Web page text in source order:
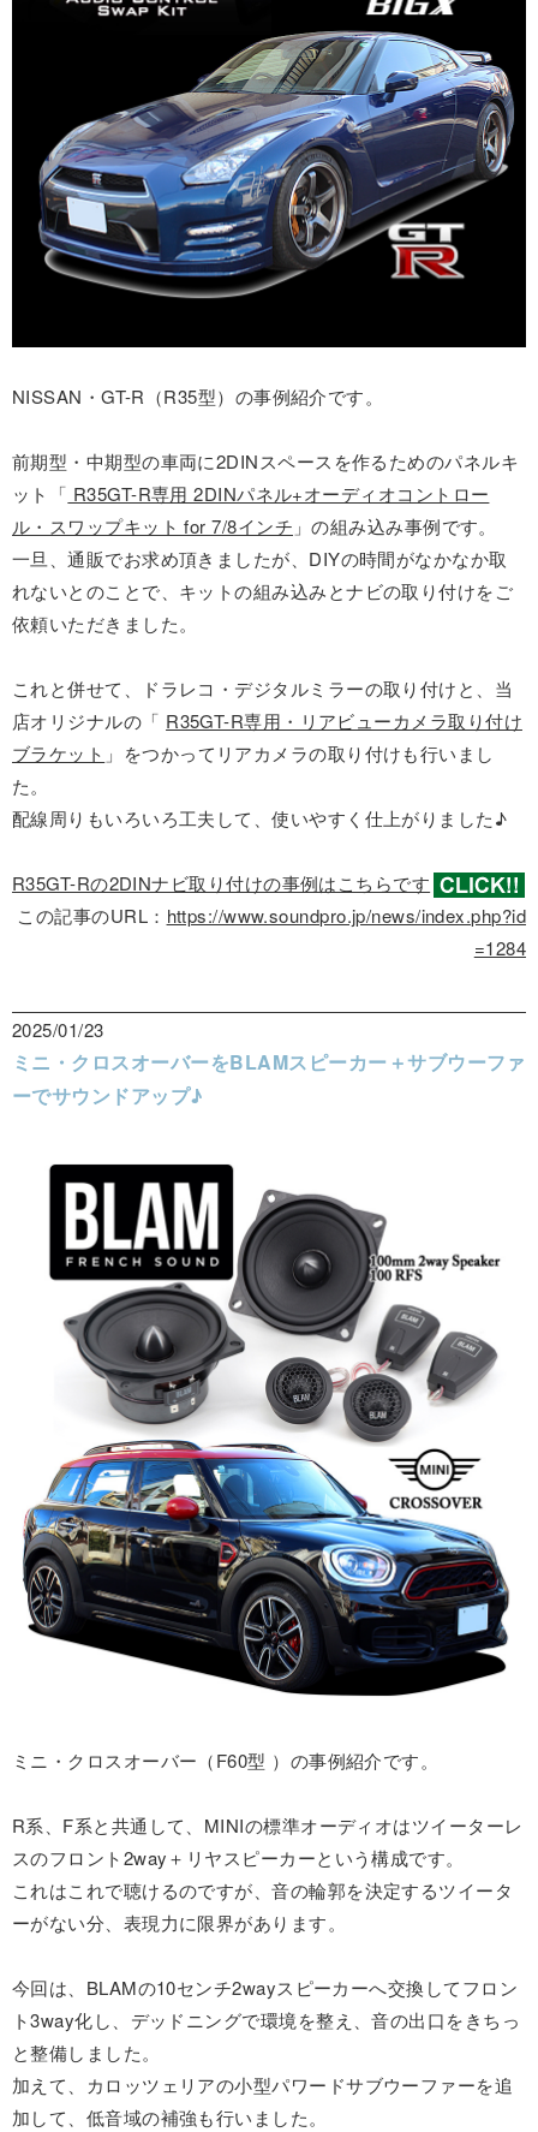
NISSAN・GT-R（R35型）の事例紹介です。
前期型・中期型の車両に2DINスペースを作るためのパネルキ
ット「 R35GT-R専用 2DINパネル+オーディオコントロー
ル・スワップキット for 7/8インチ 」の組み込み事例です。
一旦、通販でお求め頂きましたが、DIYの時間がなかなか取
れないとのことで、キットの組み込みとナビの取り付けをご
依頼いただきました。
これと併せて、ドラレコ・デジタルミラーの取り付けと、当
店オリジナルの「 R35GT-R専用・リアビューカメラ取り付け
ブラケット 」をつかってリアカメラの取り付けも行いまし
た。
配線周りもいろいろ工夫して、使いやすく仕上がりました♪
R35GT-Rの2DINナビ取り付けの事例はこちらです
この記事のURL： https://www.soundpro.jp/news/index.php?id
=1284
2025/01/23
ミニ・クロスオーバーをBLAMスピーカー＋サブウーファ
ーでサウンドアップ♪
ミニ・クロスオーバー（F60型 ）の事例紹介です。
R系、F系と共通して、MINIの標準オーディオはツイーターレ
スのフロント2way＋リヤスピーカーという構成です。
これはこれで聴けるのですが、音の輪郭を決定するツイータ
ーがない分、表現力に限界があります。
今回は、BLAMの10センチ2wayスピーカーへ交換してフロン
ト3way化し、デッドニングで環境を整え、音の出口をきちっ
と整備しました。
加えて、カロッツェリアの小型パワードサブウーファーを追
加して、低音域の補強も行いました。